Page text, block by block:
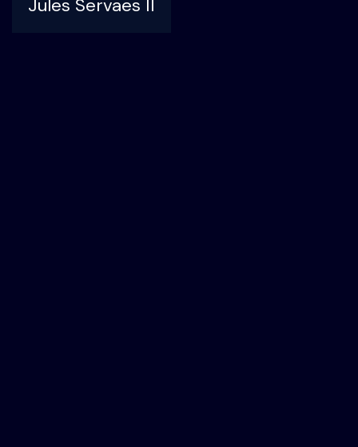
Jules Servaes II